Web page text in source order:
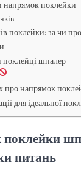
напрямок поклейки
поклейки: за чи
шпалер
про напрямок
для ідеальної
питань